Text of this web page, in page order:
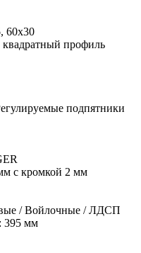
60х30
профиль
подпятники
с кромкой 2 мм
/ Войлочные / ЛДСП
395 мм